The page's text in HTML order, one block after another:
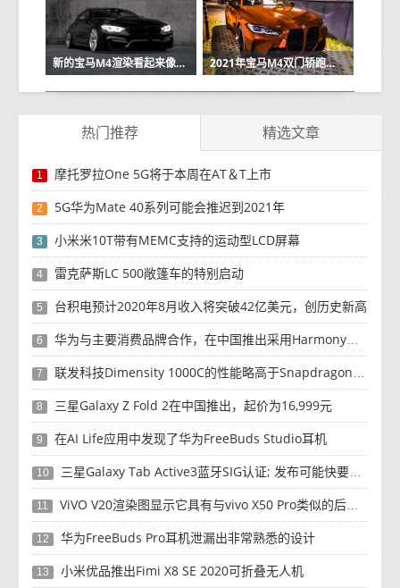
新的宝马M4渲染看起来像真正的交易 2021年宝马M4双门轿跑车在间谍照片中揭示了有争议的前部设计
热门推荐 精选文章
1 摩托罗拉One 5G将于本周在AT＆T上市
2 5G华为Mate 40系列可能会推迟到2021年
3 小米米10T带有MEMC支持的运动型LCD屏幕
4 雷克萨斯LC 500敞篷车的特别启动
5 台积电预计2020年8月收入将突破42亿美元，创历史新高
6 华为与主要消费品牌合作，在中国推出采用HarmonyOS 2.0的智能家居产品
7 联发科技Dimensity 1000C的性能略高于Snapdragon 765G
8 三星Galaxy Z Fold 2在中国推出，起价为16,999元
9 在AI Life应用中发现了华为FreeBuds Studio耳机
10 三星Galaxy Tab Active3蓝牙SIG认证; 发布可能快要结束了
11 ViVO V20渲染图显示它具有与vivo X50 Pro类似的后部设计
12 华为FreeBuds Pro耳机泄漏出非常熟悉的设计
13 小米优品推出Fimi X8 SE 2020可折叠无人机